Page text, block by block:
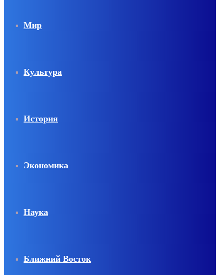
Мир
Культура
История
Экономика
Наука
Ближний Восток